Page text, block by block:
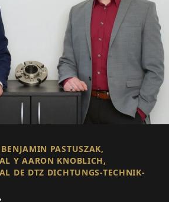
PASTUSZAK,
Y AARON KNOBLICH,
DE DTZ DICHTUNGS-TECHNIK-